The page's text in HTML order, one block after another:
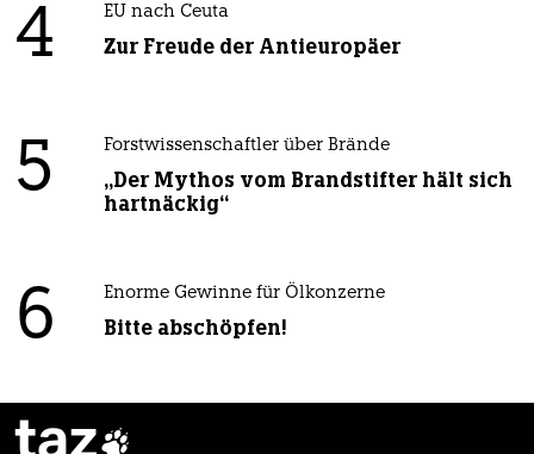
4 EU nach Ceuta
Zur Freude der Antieuropäer
5 Forstwissenschaftler über Brände
„Der Mythos vom Brandstifter hält sich
hartnäckig“
6 Enorme Gewinne für Ölkonzerne
Bitte abschöpfen!
taz